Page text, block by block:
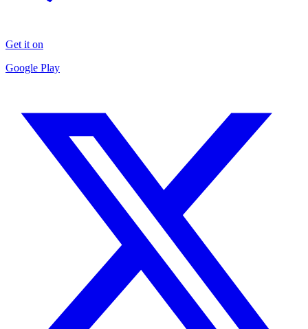
Get it on
Google Play